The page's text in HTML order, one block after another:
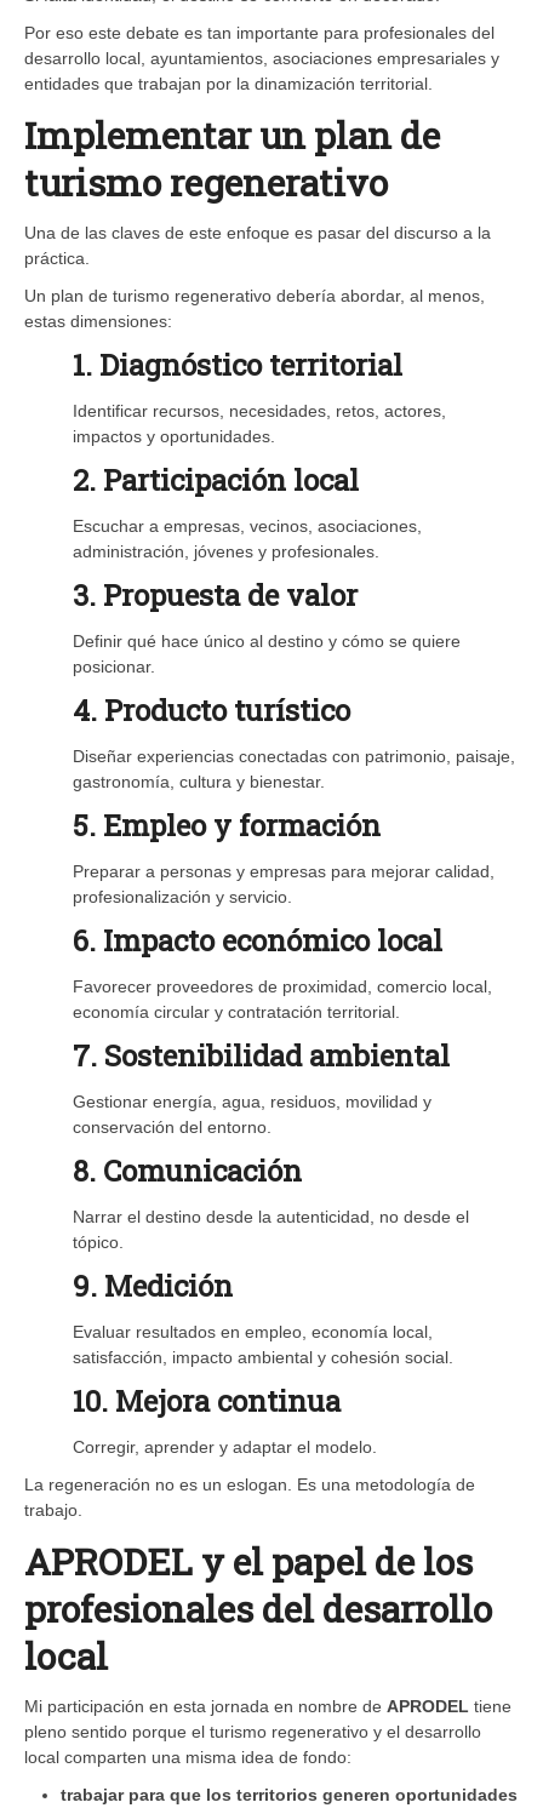
Por eso este debate es tan importante para profesionales del
desarrollo local, ayuntamientos, asociaciones empresariales y
entidades que trabajan por la dinamización territorial.
Implementar un plan de
turismo regenerativo
Una de las claves de este enfoque es pasar del discurso a la
práctica.
Un plan de turismo regenerativo debería abordar, al menos,
estas dimensiones:
1. Diagnóstico territorial
Identificar recursos, necesidades, retos, actores,
impactos y oportunidades.
2. Participación local
Escuchar a empresas, vecinos, asociaciones,
administración, jóvenes y profesionales.
3. Propuesta de valor
Definir qué hace único al destino y cómo se quiere
posicionar.
4. Producto turístico
Diseñar experiencias conectadas con patrimonio, paisaje,
gastronomía, cultura y bienestar.
5. Empleo y formación
Preparar a personas y empresas para mejorar calidad,
profesionalización y servicio.
6. Impacto económico local
Favorecer proveedores de proximidad, comercio local,
economía circular y contratación territorial.
7. Sostenibilidad ambiental
Gestionar energía, agua, residuos, movilidad y
conservación del entorno.
8. Comunicación
Narrar el destino desde la autenticidad, no desde el
tópico.
9. Medición
Evaluar resultados en empleo, economía local,
satisfacción, impacto ambiental y cohesión social.
10. Mejora continua
Corregir, aprender y adaptar el modelo.
La regeneración no es un eslogan. Es una metodología de
trabajo.
APRODEL y el papel de los
profesionales del desarrollo
local
Mi participación en esta jornada en nombre de APRODEL tiene
pleno sentido porque el turismo regenerativo y el desarrollo
local comparten una misma idea de fondo:
trabajar para que los territorios generen oportunidades